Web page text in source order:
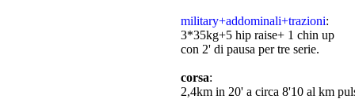
military+addominali+trazioni:
3*35kg+5 hip raise+ 1 chin up
con 2' di pausa per tre serie.
corsa:
2,4km in 20' a circa 8'10 al km